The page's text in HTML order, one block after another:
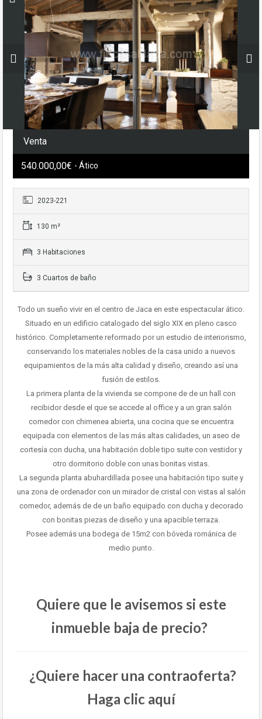
Venta
540.000,00€ - Ático
2023-221
130 m²
3 Habitaciones
3 Cuartos de baño
Todo un sueño vivir en el centro de Jaca en este espectacular ático.
Situado en un edificio catalogado del siglo XIX en pleno casco
histórico. Completamente reformado por un estudio de interiorismo,
conservando los materiales nobles de la casa unido a nuevos
equipamientos de la más alta calidad y diseño, creando así una
fusión de estilos.
La primera planta de la vivienda se compone de de un hall con
recibidor desde el que se accede al office y a un gran salón
comedor con chimenea abierta, una cocina que se encuentra
equipada con elementos de las más altas calidades, un aseo de
cortesía con ducha, una habitación doble tipo suite con vestidor y
otro dormitorio doble con unas bonitas vistas.
La segunda planta abuhardillada posee una habitación tipo suite y
una zona de ordenador con un mirador de cristal con vistas al salón
comedor, además de de un baño equipado con ducha y decorado
con bonitas piezas de diseño y una apacible terraza.
Posee además una bodega de 15m2 con bóveda románica de
medio punto.
Quiere que le avisemos si este
inmueble baja de precio?
¿Quiere hacer una contraoferta?
Haga clic aquí